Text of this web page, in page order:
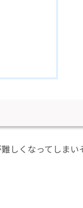
しくなってしまい